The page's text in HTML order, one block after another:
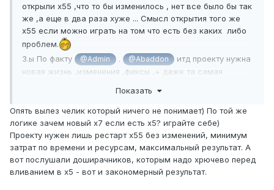
открыли х55 ,что то бы изменилось , нет все было бы так
же ,а еще в два раза хуже ... Смысл открытия того же
х55 если можно играть на том что есть без каких либо
проблем.
З.ы По факту
@Admin . @Abaddon
итд проекту нужна
новая жизнь ,изменения ,фиксы ,+ даже та самая
Это как в жизни ,люди ищут развитие для себя ,
усовершенствовать , а не сидеть и думать как "все
хорошо" (хотя на самом деле по уши в говне , а думать
,главное "не хуже").
Это как сравнивать допустим смартфон на андроиде 5-
10+ с айфоном ,или винду ХР с 11+ , надо ити в ногу со
временем ,как то так...
Показать
Опять вылез челик который ничего не понимает) По той же
логике зачем новый х7 если есть х5? играйте себе)
Проекту нужен лишь рестарт х55 без изменений, минимум
затрат по времени и ресурсам, максимальный результат. А
вот послушали доширачников, которым надо хрючево перед
вливанием в х5 - вот и закономерный результат.